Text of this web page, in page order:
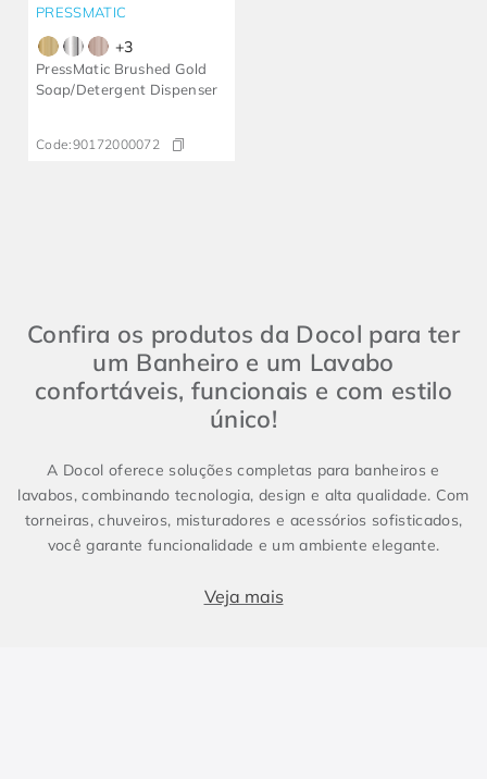
PRESSMATIC
+3
PressMatic Brushed Gold
Soap/Detergent Dispenser
Code:90172000072
Confira os produtos da Docol para ter
um Banheiro e um Lavabo
confortáveis, funcionais e com estilo
único!
A Docol oferece soluções completas para banheiros e
lavabos, combinando tecnologia, design e alta qualidade. Com
torneiras, chuveiros, misturadores e acessórios sofisticados,
você garante funcionalidade e um ambiente elegante.
Produtos essenciais para Banheiro e Lavabo
Veja mais